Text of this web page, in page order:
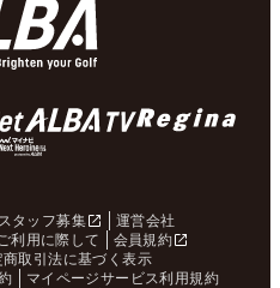
スタッフ募集
運営会社
利用に際して
会員規約
商取引法に基づく表示
マイページサービス利用規約